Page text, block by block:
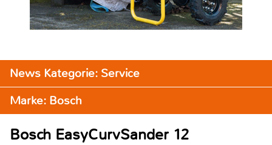
News Kategorie: Service
Marke: Bosch
Bosch EasyCurvSander 12